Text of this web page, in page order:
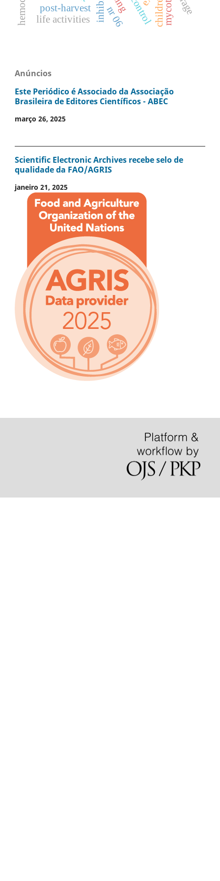
post-harvest
life activities children
nr 06
Anúncios
Este Periódico é Associado da Associação
Brasileira de Editores Científicos - ABEC
março 26, 2025
Scientific Electronic Archives recebe selo de
qualidade da FAO/AGRIS
janeiro 21, 2025